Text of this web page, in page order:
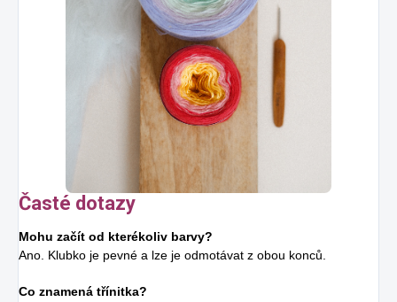
Časté dotazy
Mohu začít od kterékoliv barvy?
Ano. Klubko je pevné a lze je odmotávat z obou konců.
Co znamená třínitka?